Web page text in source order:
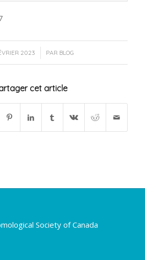
2023
/ PAR BLOG
cet article
Society of Canada